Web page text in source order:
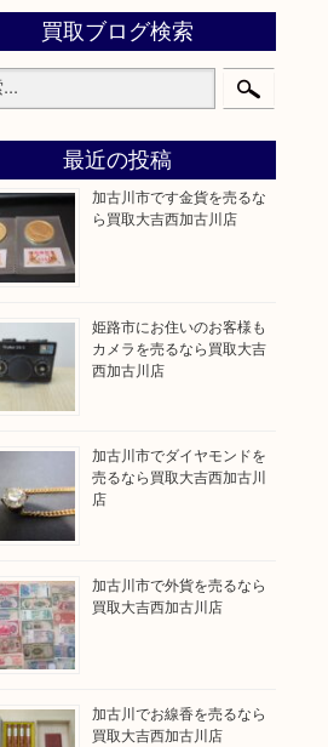
買取ブログ検索
最近の投稿
加古川市です金貨を売るな
ら買取大吉西加古川店
姫路市にお住いのお客様も
カメラを売るなら買取大吉
西加古川店
加古川市でダイヤモンドを
売るなら買取大吉西加古川
店
加古川市で外貨を売るなら
買取大吉西加古川店
加古川でお線香を売るなら
買取大吉西加古川店